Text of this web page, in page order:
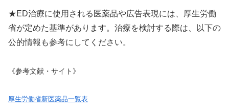
★ED治療に使用される医薬品や広告表現には、厚生労働
省が定めた基準があります。治療を検討する際は、以下の
公的情報も参考にしてください。
《参考文献・サイト》
厚生労働省新医薬品一覧表